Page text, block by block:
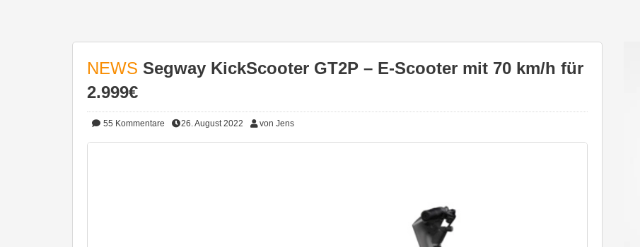
NEWS Segway KickScooter GT2P – E-Scooter mit 70 km/h für
2.999€
55 Kommentare 26. August 2022 von Jens